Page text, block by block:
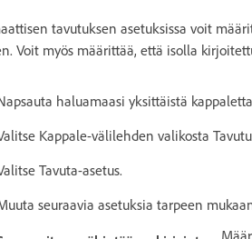
tavutuksen asetuksissa voit
Voit myös määrittää, että isolla
haluamaasi yksittäistä
Kappale-välilehden valikosta
Tavuta-asetus.
seuraavia asetuksia tarpeen